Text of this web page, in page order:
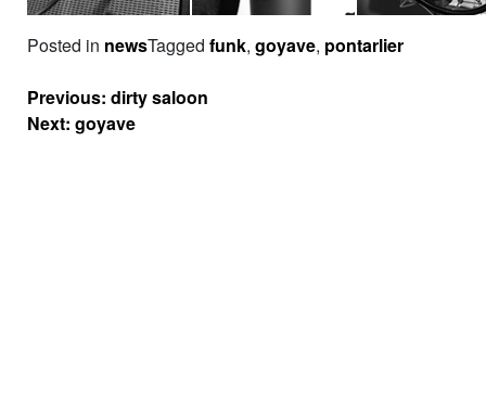
Posted in newsTagged funk, goyave, pontarlier
Navigation
de
l’article
Previous: dirty saloon
Next: goyave